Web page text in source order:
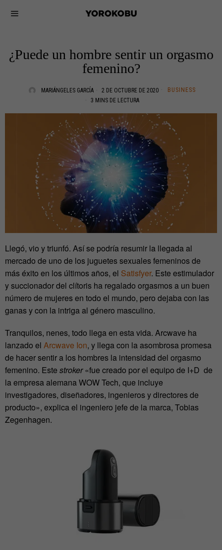
¿Puede un hombre sentir un orgasmo
femenino?
MARIÁNGELES GARCÍA 2 DE OCTUBRE DE 2020
BUSINESS
3 MINS DE LECTURA
Llegó, vio y triunfó. Así se podría resumir la llegada al
mercado de uno de los juguetes sexuales femeninos de
más éxito en los últimos años, el Satisfyer. Este estimulador
y succionador del clítoris ha regalado orgasmos a un buen
número de mujeres en todo el mundo, pero dejaba con las
ganas y con la intriga al género masculino.
Tranquilos, nenes, todo llega en esta vida. Arcwave ha
lanzado el Arcwave Ion, y llega con la asombrosa promesa
de hacer sentir a los hombres la intensidad del orgasmo
femenino. Este stroker«fue creado por el equipo de I+D de
la empresa alemana WOW Tech, que incluye
investigadores, diseñadores, ingenieros y directores de
producto», explica el ingeniero jefe de la marca, Tobias
Zegenhagen.